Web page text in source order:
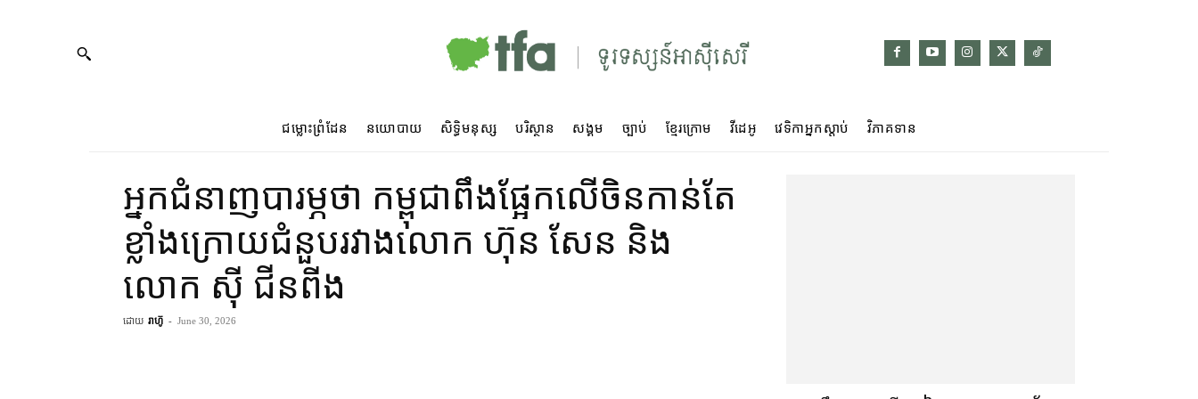
ជម្លោះព្រំដែន នយោបាយ សិទ្ធិមនុស្ស បរិស្ថាន សង្គម ច្បាប់ ខ្មែរក្រោម វីដេអូ វេទិកាអ្នកស្ដាប់ វិភាគទាន
អ្នកជំនាញបារម្ភថា កម្ពុជាពឹងផ្អែកលើចិនកាន់តែ
ខ្លាំងក្រោយជំនួបរវាងលោក ហ៊ុន សែន និង
លោក ស៊ី ជីនពីង
ដោយ រាហ៊ូ - June 30, 2026